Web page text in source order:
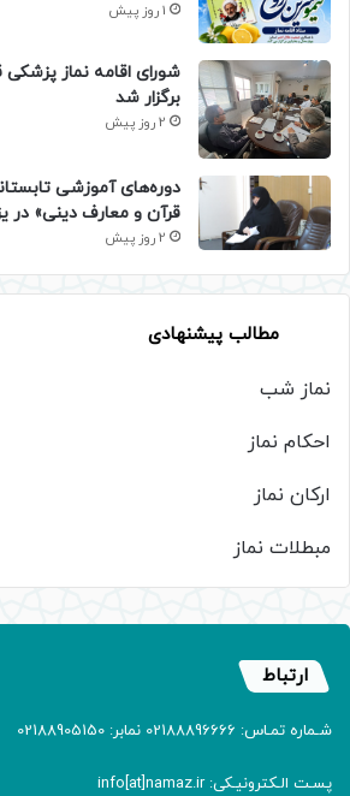
1 روز پیش
شورای اقامه نماز
برگزار شد
2 روز پیش
دوره‌های آموزشی
قرآن و معارف دینی» در
2 روز پیش
مطالب پیشنهادی
نماز شب
احکام نماز
ارکان نماز
مبطلات نماز
ارتباط
شـماره تمـاس: 02188896666 نمابر: 02188905150
پسـت الـکترونیـکی: info[at]namaz.ir